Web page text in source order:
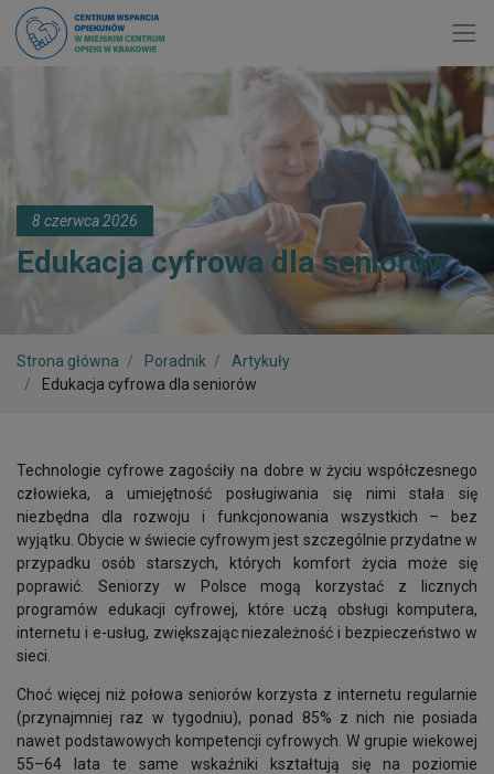
8 czerwca 2026
Edukacja cyfrowa dla seniorów
Strona główna Poradnik
Artykuły
Edukacja cyfrowa dla seniorów
Technologie cyfrowe zagościły na dobre w życiu współczesnego
człowieka, a umiejętność posługiwania się nimi stała się
niezbędna dla rozwoju i funkcjonowania wszystkich – bez
wyjątku. Obycie w świecie cyfrowym jest szczególnie przydatne w
przypadku osób starszych, których komfort życia może się
poprawić. Seniorzy w Polsce mogą korzystać z licznych
programów edukacji cyfrowej, które uczą obsługi komputera,
internetu i e-usług, zwiększając niezależność i bezpieczeństwo w
sieci.
Choć więcej niż połowa seniorów korzysta z internetu regularnie
(przynajmniej raz w tygodniu), ponad 85% z nich nie posiada
nawet podstawowych kompetencji cyfrowych. W grupie wiekowej
55–64 lata te same wskaźniki kształtują się na poziomie